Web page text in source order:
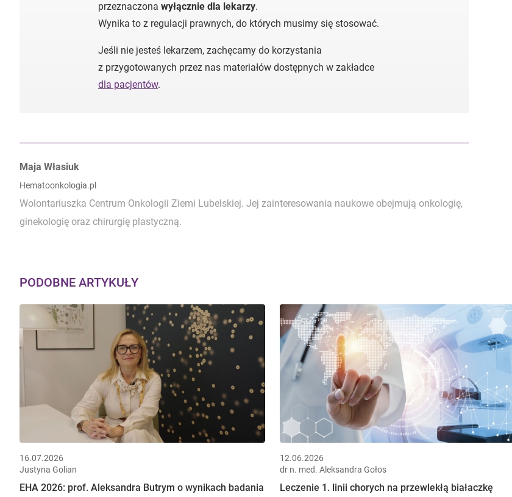
przeznaczona wyłącznie dla lekarzy.
Wynika to z regulacji prawnych, do których musimy się stosować.
Jeśli nie jesteś lekarzem, zachęcamy do korzystania
z przygotowanych przez nas materiałów dostępnych w zakładce
dla pacjentów.
Autorzy:
Maja Własiuk
Hematoonkologia.pl
Wolontariuszka Centrum Onkologii Ziemi Lubelskiej. Jej zainteresowania naukowe obejmują onkologię,
ginekologię oraz chirurgię plastyczną.
PODOBNE ARTYKUŁY
16.07.2026
Justyna Golian
EHA 2026: prof. Aleksandra Butrym o wynikach badania
12.06.2026
dr n. med. Aleksandra Gołos
Leczenie 1. linii chorych na przewlekłą białaczkę